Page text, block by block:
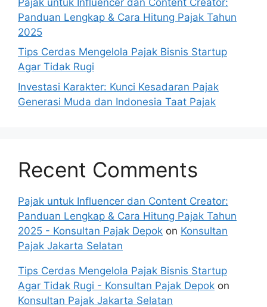
Panduan Lengkap & Cara Hitung Pajak Tahun
2025
Tips Cerdas Mengelola Pajak Bisnis Startup
Agar Tidak Rugi
Investasi Karakter: Kunci Kesadaran Pajak
Generasi Muda dan Indonesia Taat Pajak
Recent Comments
Pajak untuk Influencer dan Content Creator:
Panduan Lengkap & Cara Hitung Pajak Tahun
2025 - Konsultan Pajak Depok on Konsultan
Pajak Jakarta Selatan
Tips Cerdas Mengelola Pajak Bisnis Startup
Agar Tidak Rugi - Konsultan Pajak Depok on
Konsultan Pajak Jakarta Selatan